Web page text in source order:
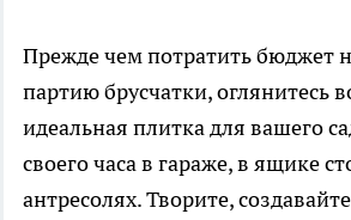
Прежде чем потратить бюджет
партию брусчатки, оглянитесь
идеальная плитка для вашего
своего часа в гараже, в ящике
антресолях. Творите,